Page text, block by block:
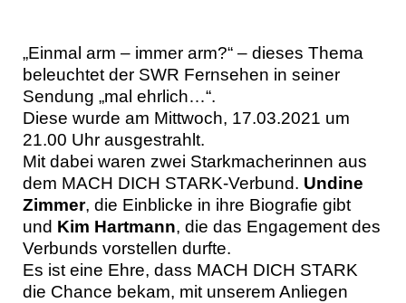
„Einmal arm – immer arm?“ – dieses Thema
beleuchtet der SWR Fernsehen in seiner
Sendung „mal ehrlich…“.
Diese wurde am Mittwoch, 17.03.2021 um
21.00 Uhr ausgestrahlt.
Mit dabei waren zwei Starkmacherinnen aus
dem MACH DICH STARK-Verbund. Undine
Zimmer, die Einblicke in ihre Biografie gibt
und Kim Hartmann, die das Engagement des
Verbunds vorstellen durfte.
Es ist eine Ehre, dass MACH DICH STARK
die Chance bekam, mit unserem Anliegen